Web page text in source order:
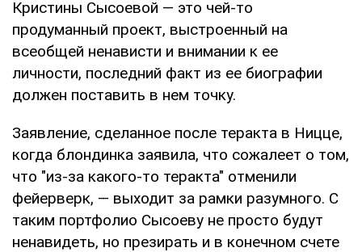
Кристины Сысоевой — это чей-то
продуманный проект, выстроенный на
всеобщей ненависти и внимании к ее
личности, последний факт из ее биографии
должен поставить в нем точку.
Заявление, сделанное после теракта в Ницце,
когда блондинка заявила, что сожалеет о том,
что "из-за какого-то теракта" отменили
фейерверк, — выходит за рамки разумного. С
таким портфолио Сысоеву не просто будут
ненавидеть, но презирать и в конечном счете